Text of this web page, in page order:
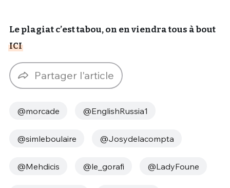
Le plagiat c’est tabou, on en viendra tous à bout
ICI
Partager l'article
@morcade @EnglishRussia1
@simleboulaire @Josydelacompta
@Mehdicis @le_gorafi @LadyFoune